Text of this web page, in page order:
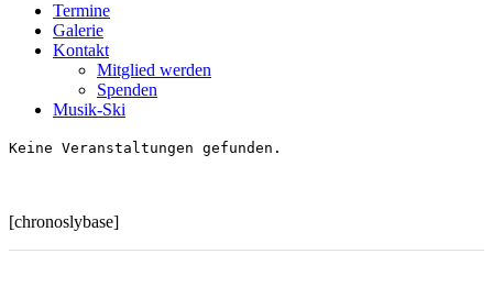
Termine
Galerie
Kontakt
Mitglied werden
Spenden
Musik-Ski
Keine Veranstaltungen gefunden.
[chronoslybase]